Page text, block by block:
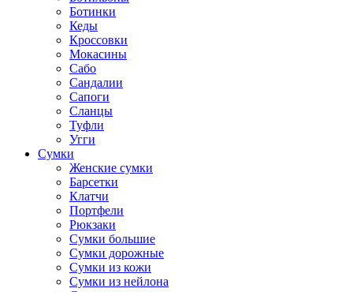
Ботинки
Кеды
Кроссовки
Мокасины
Сабо
Сандалии
Сапоги
Сланцы
Туфли
Угги
Сумки
Женские сумки
Барсетки
Клатчи
Портфели
Рюкзаки
Сумки большие
Сумки дорожные
Сумки из кожи
Сумки из нейлона